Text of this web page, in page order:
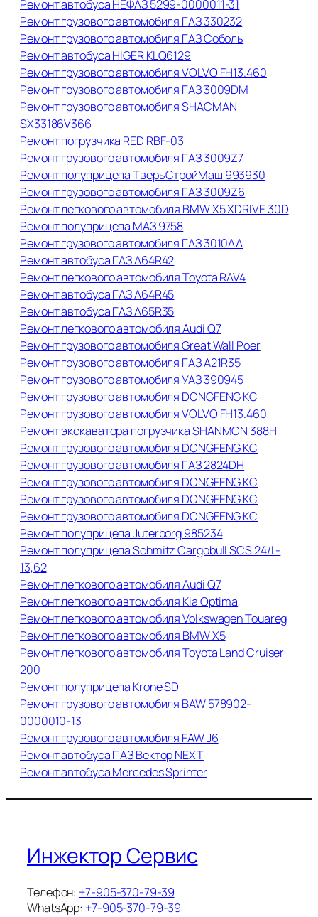
Ремонт автобуса НЕФАЗ 5299-0000011-31
Ремонт грузового автомобиля ГАЗ 330232
Ремонт грузового автомобиля ГАЗ Соболь
Ремонт автобуса HIGER KLQ6129
Ремонт грузового автомобиля VOLVO FH13.460
Ремонт грузового автомобиля ГАЗ 3009DM
Ремонт грузового автомобиля SHACMAN
SX33186V366
Ремонт погрузчика RED RBF-03
Ремонт грузового автомобиля ГАЗ 3009Z7
Ремонт полуприцепа ТверьСтройМаш 993930
Ремонт грузового автомобиля ГАЗ 3009Z6
Ремонт легкового автомобиля BMW X5 XDRIVE 30D
Ремонт полуприцепа МАЗ 9758
Ремонт грузового автомобиля ГАЗ 3010АА
Ремонт автобуса ГАЗ А64R42
Ремонт легкового автомобиля Toyota RAV4
Ремонт автобуса ГАЗ А64R45
Ремонт автобуса ГАЗ А65R35
Ремонт легкового автомобиля Audi Q7
Ремонт грузового автомобиля Great Wall Poer
Ремонт грузового автомобиля ГАЗ А21R35
Ремонт грузового автомобиля УАЗ 390945
Ремонт грузового автомобиля DONGFENG KC
Ремонт грузового автомобиля VOLVO FH13.460
Ремонт экскаватора погрузчика SHANMON 388H
Ремонт грузового автомобиля DONGFENG KC
Ремонт грузового автомобиля ГАЗ 2824DH
Ремонт грузового автомобиля DONGFENG KC
Ремонт грузового автомобиля DONGFENG KC
Ремонт грузового автомобиля DONGFENG KC
Ремонт полуприцепа Juterborg 985234
Ремонт полуприцепа Schmitz Cargobull SCS 24/L-
13,62
Ремонт легкового автомобиля Audi Q7
Ремонт легкового автомобиля Kia Optima
Ремонт легкового автомобиля Volkswagen Touareg
Ремонт легкового автомобиля BMW X5
Ремонт легкового автомобиля Toyota Land Cruiser
200
Ремонт полуприцепа Krone SD
Ремонт грузового автомобиля BAW 578902-
0000010-13
Ремонт грузового автомобиля FAW J6
Ремонт автобуса ПАЗ Вектор NEXT
Ремонт автобуса Mercedes Sprinter
Инжектор Сервис
Телефон: +7-905-370-79-39
WhatsApp: +7-905-370-79-39